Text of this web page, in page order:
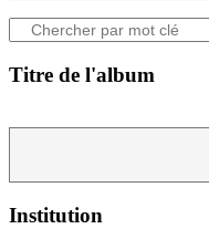
Titre de l'album
Institution